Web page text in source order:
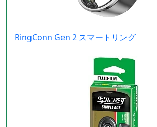
RingConn Gen 2 スマートリング